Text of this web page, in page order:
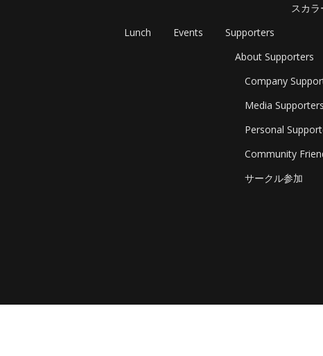
スカ
Lunch Events
Supporters
About Supporters
Company
Media Supporters
Personal
Community
サークル参加